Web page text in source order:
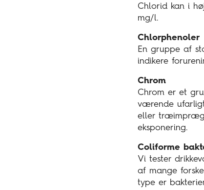
Chlorid kan i
mg/l.
Chlorphenoler
En gruppe af
indikere
Chrom
Chrom er et
værende
eller
eksponering.
Coliforme
Vi tester
af mange
type er